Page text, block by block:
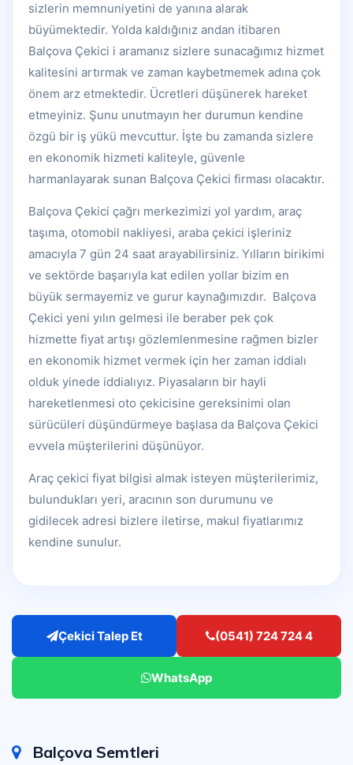
sizlerin memnuniyetini de yanına alarak
büyümektedir. Yolda kaldığınız andan itibaren
Balçova Çekici i aramanız sizlere sunacağımız hizmet
kalitesini artırmak ve zaman kaybetmemek adına çok
önem arz etmektedir. Ücretleri düşünerek hareket
etmeyiniz. Şunu unutmayın her durumun kendine
özgü bir iş yükü mevcuttur. İşte bu zamanda sizlere
en ekonomik hizmeti kaliteyle, güvenle
harmanlayarak sunan Balçova Çekici firması olacaktır.
Balçova Çekici çağrı merkezimizi yol yardım, araç
taşıma, otomobil nakliyesi, araba çekici işleriniz
amacıyla 7 gün 24 saat arayabilirsiniz. Yılların birikimi
ve sektörde başarıyla kat edilen yollar bizim en
büyük sermayemiz ve gurur kaynağımızdır. Balçova
Çekici yeni yılın gelmesi ile beraber pek çok
hizmette fiyat artışı gözlemlenmesine rağmen bizler
en ekonomik hizmet vermek için her zaman iddialı
olduk yinede iddialıyız. Piyasaların bir hayli
hareketlenmesi oto çekicisine gereksinimi olan
sürücüleri düşündürmeye başlasa da Balçova Çekici
evvela müşterilerini düşünüyor.
Araç çekici fiyat bilgisi almak isteyen müşterilerimiz,
bulundukları yeri, aracının son durumunu ve
gidilecek adresi bizlere iletirse, makul fiyatlarımız
kendine sunulur.
Çekici Talep Et (0541) 724 724 4
WhatsApp
Balçova Semtleri